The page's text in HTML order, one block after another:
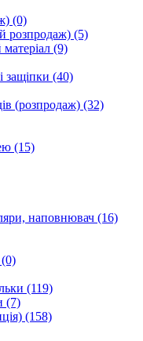
(0)
розпродаж) (5)
(9)
защіпки (40)
(розпродаж) (32)
(15)
наповнювач (16)
(0)
(119)
(7)
(158)